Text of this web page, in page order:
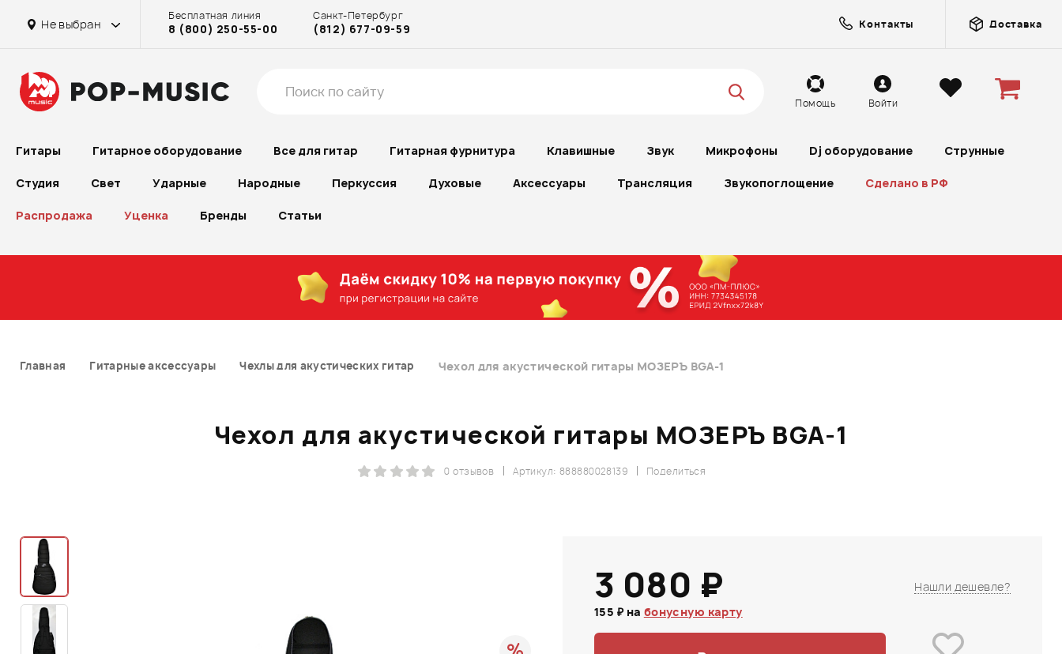
Не выбран
Бесплатная линия
8 (800) 250-55-00
Санкт-Петербург
(812) 677-09-59 Контакты Доставка
Помощь Войти
Гитары Гитарное оборудование Все для гитар Гитарная фурнитура Клавишные Звук Микрофоны Dj оборудование Струнные
Студия Свет Ударные Народные Перкуссия Духовые Аксессуары Трансляция Звукопоглощение Сделано в РФ
Распродажа Уценка Бренды Статьи
Главная Гитарные аксессуары Чехлы для акустических гитар Чехол для акустической гитары МОЗЕРЪ BGA-1
Чехол для акустической гитары МОЗЕРЪ BGA-1
Поделиться
Артикул: 888880028139
0 отзывов
3 080 ₽
155 ₽ на бонусную карту
Нашли дешевле?